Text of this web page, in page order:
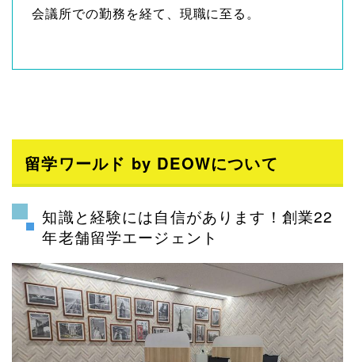
会議所での勤務を経て、現職に至る。
留学ワールド by DEOWについて
知識と経験には自信があります！創業22
年老舗留学エージェント